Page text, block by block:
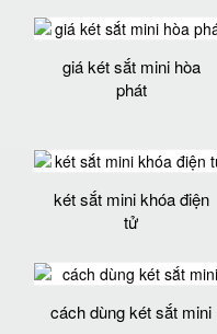
giá két sắt mini hòa
phát
két sắt mini khóa điện
tử
cách dùng két sắt mini